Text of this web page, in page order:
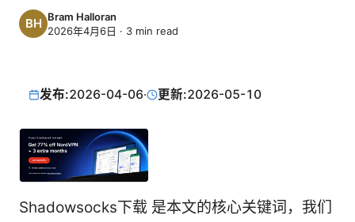
Bram Halloran
2026年4月6日 · 3 min read
发布:2026-04-06· 更新:2026-05-10
Shadowsocks下载 是本文的核心关键词，我们